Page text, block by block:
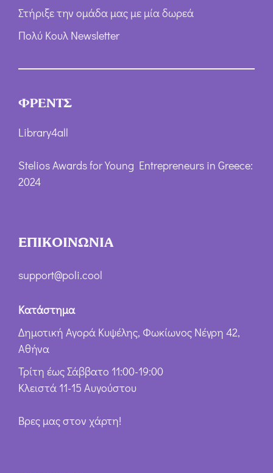
Στήριξε την ομάδα μας με μία δωρεά
Πολύ Κουλ Newsletter
ΦΡΕΝΤΣ
Library4all
Stelios Awards for Young Entrepreneurs in Greece:
2024
ΕΠΙΚΟΙΝΩΝΙΑ
support@poli.cool
Κατάστημα
Δημοτική Αγορά Κυψέλης, Φωκίωνος Νέγρη 42,
Αθήνα
Τρίτη έως Σάββατο 11:00-19:00
Κλειστά 11-15 Αυγούστου
Βρες μας στον χάρτη!